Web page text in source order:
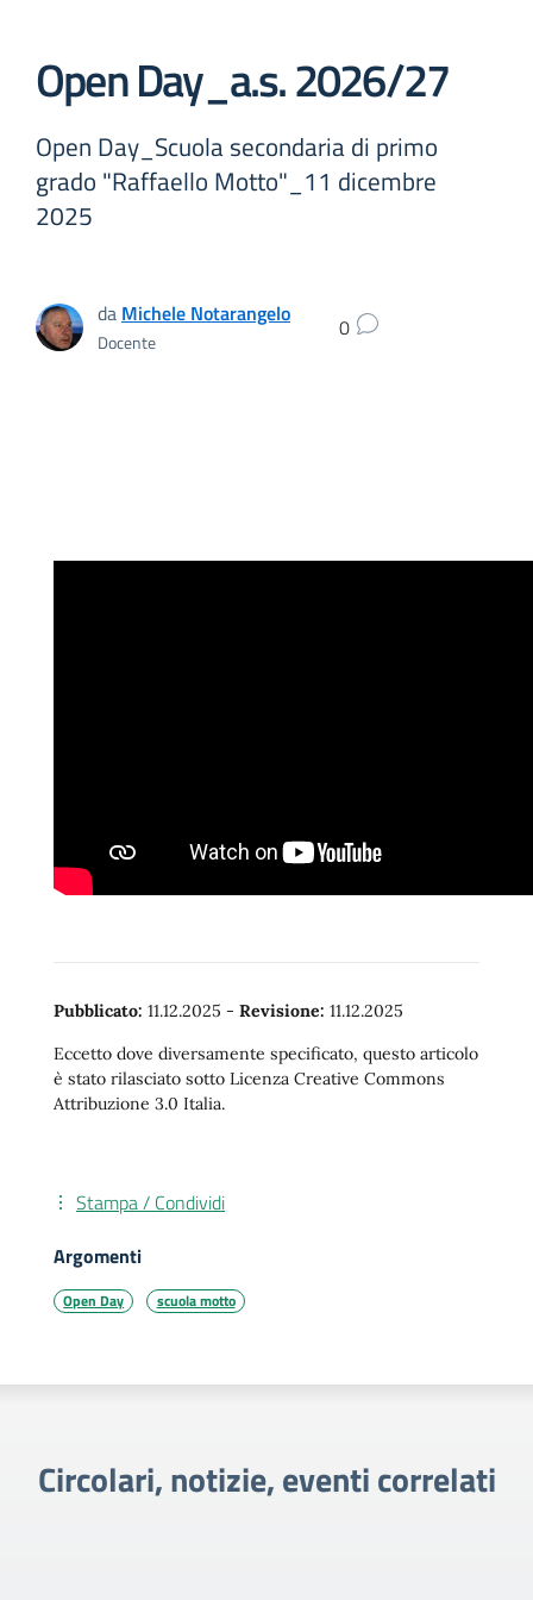
Open Day_a.s. 2026/27
Open Day_Scuola secondaria di primo
grado "Raffaello Motto"_11 dicembre
2025
da Michele Notarangelo
Docente 0
Pubblicato: 11.12.2025 - Revisione: 11.12.2025
Eccetto dove diversamente specificato, questo articolo
è stato rilasciato sotto Licenza Creative Commons
Attribuzione 3.0 Italia.
Stampa / Condividi
Argomenti
Open Day scuola motto
Circolari, notizie, eventi correlati